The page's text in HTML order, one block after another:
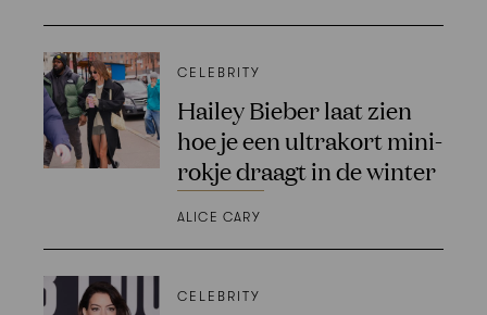
CELEBRITY
Hailey Bieber laat zien
hoe je een ultrakort mini-
rokje draagt in de winter
ALICE CARY
CELEBRITY